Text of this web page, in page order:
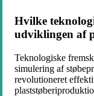
Hvilke
udviklingen af
Teknologiske
simulering af
revolutioneret